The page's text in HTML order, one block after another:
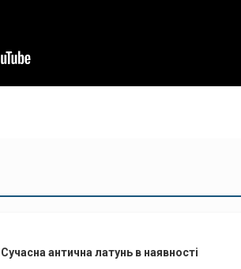
антична латунь в наявності